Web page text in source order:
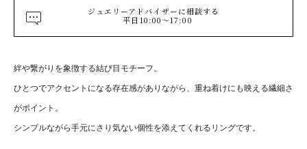
ジュエリーアドバイザーに相談する
平日10:00～17:00
絆や繋がりを象徴する結び目モチーフ。
ひとつでアクセントになる存在感がありながら、重ね着けにも映える繊細さ
がポイント。
シンプルながら手元にさり気ない個性を添えてくれるリングです。